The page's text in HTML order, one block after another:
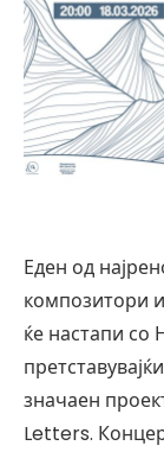
Еден од
композитори
ќе настапи со
значаен
Letters.